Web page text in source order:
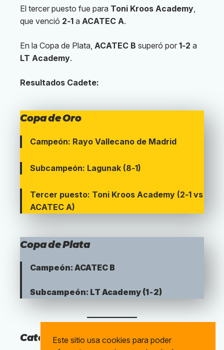
Este sitio usa cookies para poder
El tercer puesto fue para Toni Kroos Academy,
que venció 2‑1 a ACATEC A.
En la Copa de Plata, ACATEC B superó por 1‑2 a
LT Academy.
Resultados Cadete:
Copa de Oro
Campeón: Rayo Vallecano de Madrid
Subcampeón: Lagunak (8‑1)
Tercer puesto: Toni Kroos Academy (2‑1 vs
ACATEC A)
Copa de Plata
Campeón: ACATEC B
Subcampeón: LT Academy (1‑2)
Categoría Juvenil